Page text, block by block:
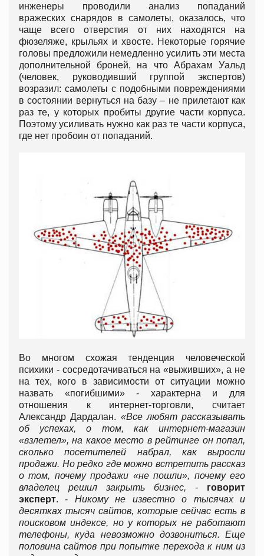
инженеры проводили анализ попаданий
вражеских снарядов в самолеты, оказалось, что
чаще всего отверстия от них находятся на
фюзеляже, крыльях и хвосте. Некоторые горячие
головы предложили немедленно усилить эти места
дополнительной броней, на что Абрахам Уальд
(человек, руководивший группой экспертов)
возразил: самолеты с подобными повреждениями
в состоянии вернуться на базу – не прилетают как
раз те, у которых пробиты другие части корпуса.
Поэтому усиливать нужно как раз те части корпуса,
где нет пробоин от попаданий.
Во многом схожая тенденция человеческой
психики - сосредотачиваться на «выживших», а не
на тех, кого в зависимости от ситуации можно
назвать «погибшими» - характерна и для
отношения к интернет-торговли, считает
Александр Дардалан. «Все любят рассказывать
об успехах, о том, как интернет-магазин
«взлетел», на какое место в рейтинге он попал,
сколько посетителей набрал, как выросли
продажи. Но редко где можно встретить рассказ
о том, почему продажи «не пошли», почему его
владелец решил закрыть бизнес, - говорит
эксперт. - Никому не известно о тысячах и
десятках тысяч сайтов, которые сейчас есть в
поисковом индексе, но у которых не работают
телефоны, куда невозможно дозвониться. Еще
половина сайтов при попытке перехода к ним из